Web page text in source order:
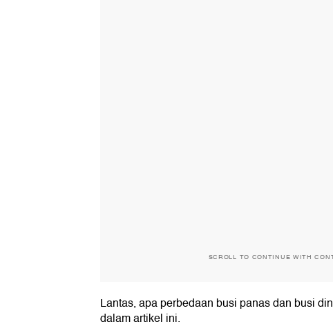
SCROLL TO CONTINUE WITH
Lantas, apa perbedaan busi panas dan busi
dalam artikel ini.